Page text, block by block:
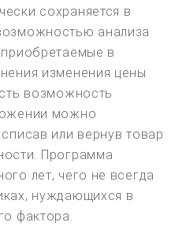
сохраняется в
анализа
в
изменения цены
возможность
можно
или вернув товар
Программа
лет, чего не всегда
нуждающихся в
фактора.